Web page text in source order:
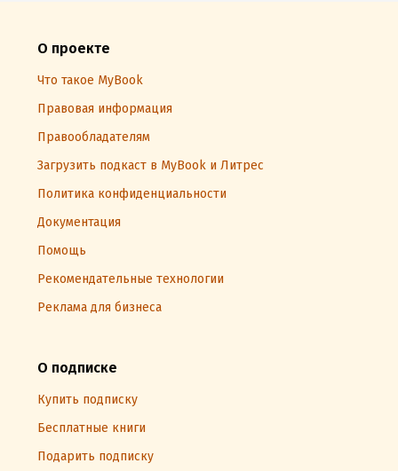
О проекте
Что такое MyBook
Правовая информация
Правообладателям
Загрузить подкаст в MyBook и Литрес
Политика конфиденциальности
Документация
Помощь
Рекомендательные технологии
Реклама для бизнеса
О подписке
Купить подписку
Бесплатные книги
Подарить подписку